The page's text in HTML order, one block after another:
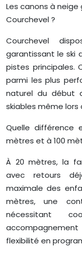
Les canons à
Courchevel ?
Courchevel
garantissant le ski
pistes principales.
parmi les plus
naturel du début
skiables même lors
Quelle différence
mètres et à 100
À 20 mètres, la
avec retours
maximale des
mètres, une
nécessitant
flexibilité en